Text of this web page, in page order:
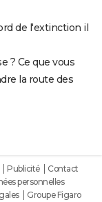
de l'extinction il
? Ce que vous
la route des
Publicité
Contact
personnelles
Groupe Figaro